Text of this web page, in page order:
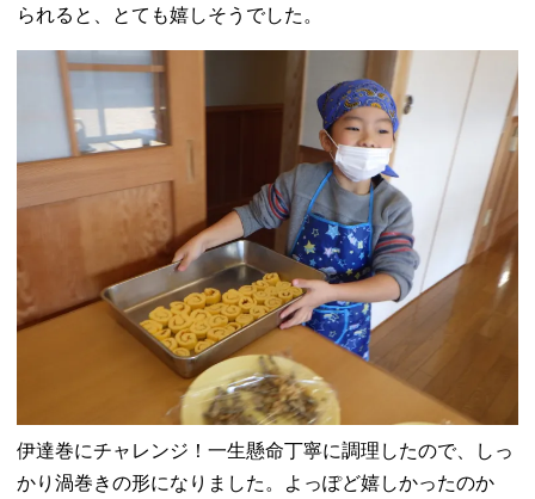
られると、とても嬉しそうでした。
伊達巻にチャレンジ！一生懸命丁寧に調理したので、しっ
かり渦巻きの形になりました。よっぽど嬉しかったのか